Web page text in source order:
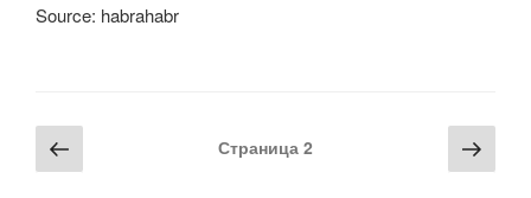
Source: habrahabr
Навигация
по
Предыдущая
страница
Страница 2